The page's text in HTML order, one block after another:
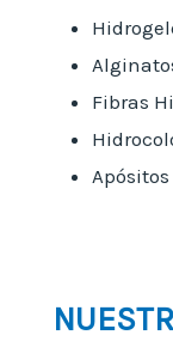
Fibras